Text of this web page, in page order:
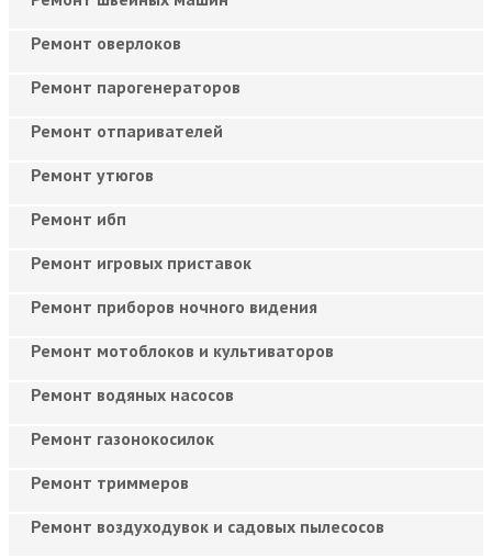
Ремонт оверлоков
Ремонт парогенераторов
Ремонт отпаривателей
Ремонт утюгов
Ремонт ибп
Ремонт игровых приставок
Ремонт приборов ночного видения
Ремонт мотоблоков и культиваторов
Ремонт водяных насосов
Ремонт газонокосилок
Ремонт триммеров
Ремонт воздуходувок и садовых пылесосов